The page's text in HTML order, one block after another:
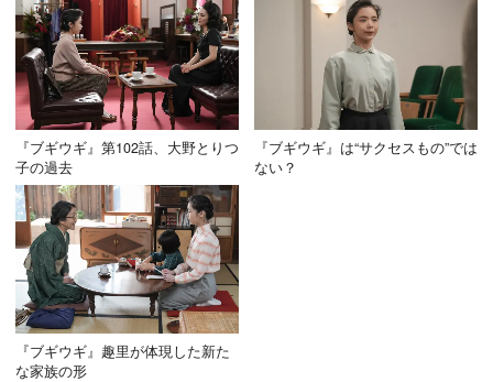
『ブギウギ』第102話、大野とりつ
子の過去
『ブギウギ』は“サクセスもの”では
ない？
『ブギウギ』趣里が体現した新た
な家族の形